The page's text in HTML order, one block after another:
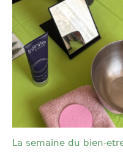
La semaine du bien-